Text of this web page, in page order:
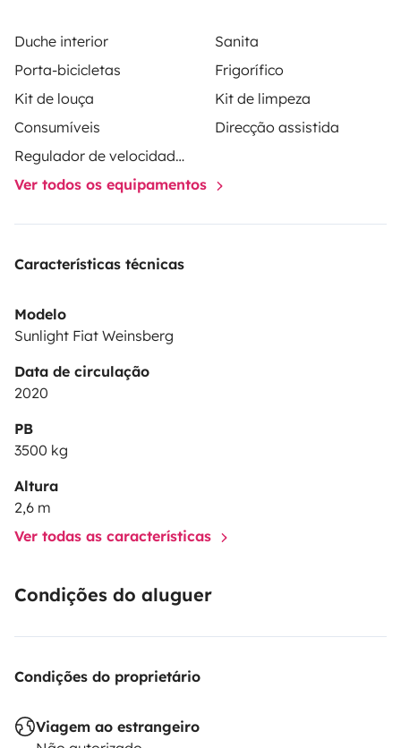
Duche interior
Sanita
Porta-bicicletas
Frigorífico
Kit de louça
Kit de limpeza
Consumíveis
Direcção assistida
Regulador de velocidade / Cruise Control
Ver todos os equipamentos
Características técnicas
Modelo
Sunlight Fiat Weinsberg
Data de circulação
2020
PB
3500 kg
Altura
2,6 m
Ver todas as características
Condições do aluguer
Condições do proprietário
Viagem ao estrangeiro